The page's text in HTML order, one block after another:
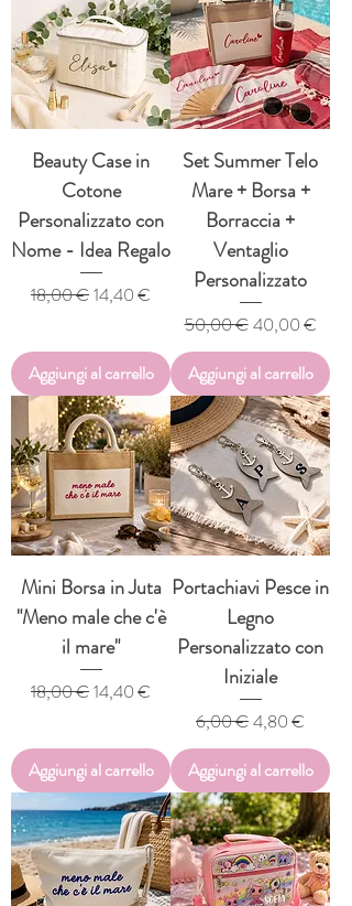
Beauty Case in
Cotone
Personalizzato con
Nome - Idea Regalo
Prezzo regolare
18,00 €Prezzo scontato
14,40 €
Aggiungi al carrello
Set Summer Telo
Mare + Borsa +
Borraccia +
Ventaglio
Personalizzato
Prezzo regolare
50,00 €Prezzo scontato
40,00 €
Aggiungi al carrello
Mini Borsa in Juta
"Meno male che c'è
il mare"
Prezzo regolare
18,00 €Prezzo scontato
14,40 €
Aggiungi al carrello
Portachiavi Pesce in
Legno
Personalizzato con
Iniziale
Prezzo regolare
6,00 €Prezzo scontato
4,80 €
Aggiungi al carrello